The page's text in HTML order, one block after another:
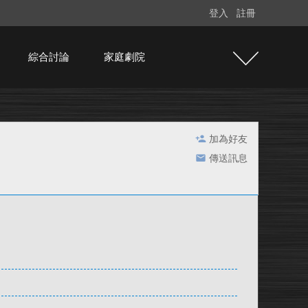
登入 註冊
綜合討論 家庭劇院
加為好友
傳送訊息